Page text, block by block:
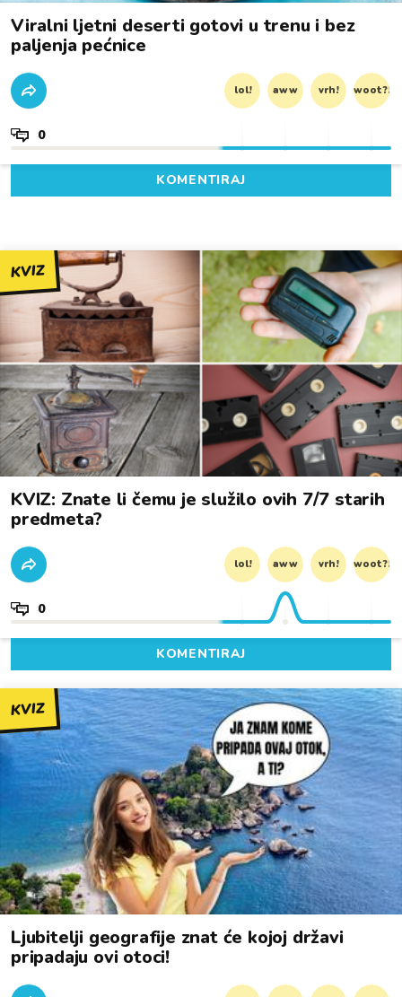
Viralni ljetni deserti gotovi u trenu i bez
paljenja pećnice
lol! aww vrh! woot?!
0
KOMENTIRAJ
KVIZ
KVIZ: Znate li čemu je služilo ovih 7/7 starih
predmeta?
lol! aww vrh! woot?!
0
KOMENTIRAJ
KVIZ
Ljubitelji geografije znat će kojoj državi
pripadaju ovi otoci!